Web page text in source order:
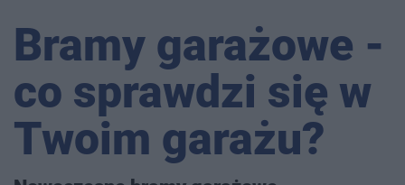
Bramy garażowe -
co sprawdzi się w
Twoim garażu?